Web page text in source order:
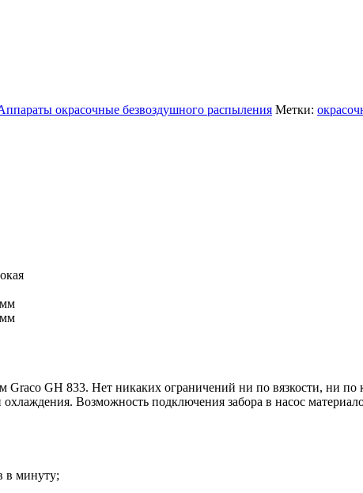
окрасочные безвоздушного распыления Метки:
Graco GH 833. Нет никаких ограничений ни по вязкости, ни
Возможность подключения забора в насос
в минуту;